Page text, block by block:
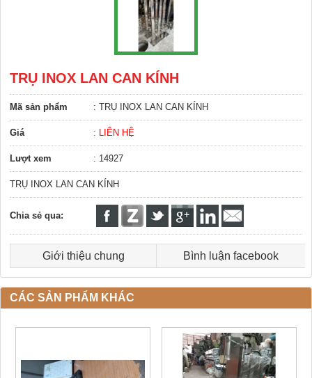
TRỤ INOX LAN CAN KÍNH
Mã sản phẩm : TRỤ INOX LAN CAN KÍNH
Giá : LIÊN HỆ
Lượt xem : 14927
TRỤ INOX LAN CAN KÍNH
Chia sẻ qua:
Giới thiệu chung Bình luận facebook
CÁC SẢN PHẨM KHÁC